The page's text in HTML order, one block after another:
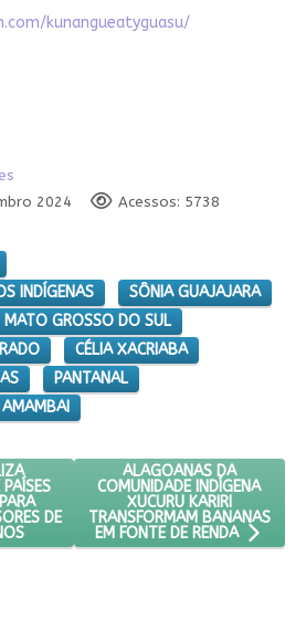
kunangueatyguasu/
2024
Acessos: 5738
INDÍGENAS
SÔNIA GUAJAJARA
MATO GROSSO DO SUL
CÉLIA XACRIABA
PANTANAL
AMAMBAI
COMITÊ REALIZA INTERCÂMBIO ENTRE
DE
PRÓXIMO ARTIGO:
ALAGOANAS DA
COMUNIDADE INDÍGENA
XUCURU KARIRI
TRANSFORMAM BANANAS
EM FONTE DE RENDA